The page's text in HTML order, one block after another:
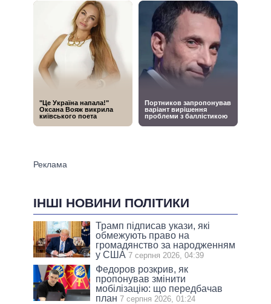
ІНШІ НОВИНИ ПОЛІТИКИ
Трамп підписав укази, які
обмежують право на
громадянство за народженням
у США 7 серпня 2026, 04:39
Федоров розкрив, як
пропонував змінити
мобілізацію: що передбачав
план 7 серпня 2026, 01:24